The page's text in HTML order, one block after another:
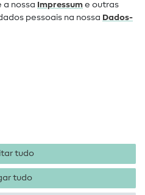
a nossa Impressum e outras
pessoais na nossa Dados­
tudo
tudo
de dados